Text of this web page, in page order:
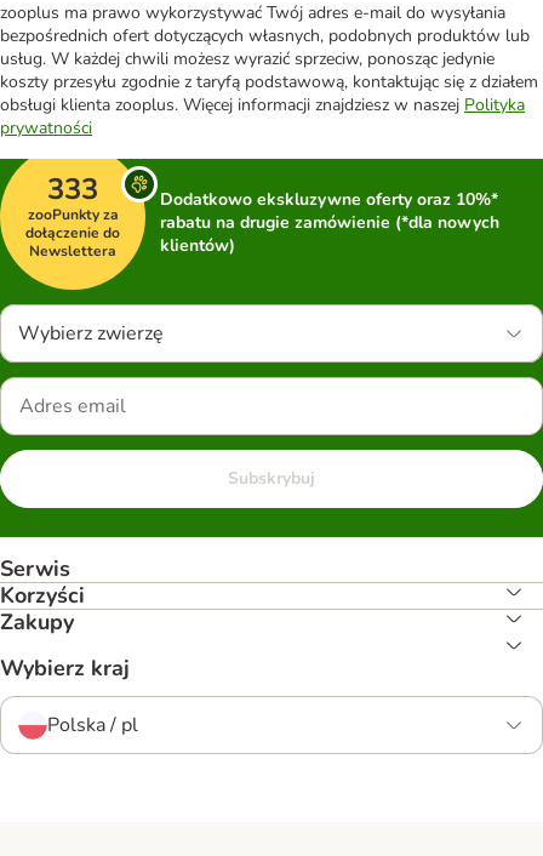
zooplus ma prawo wykorzystywać Twój adres e-mail do wysyłania
bezpośrednich ofert dotyczących własnych, podobnych produktów lub
usług. W każdej chwili możesz wyrazić sprzeciw, ponosząc jedynie
koszty przesyłu zgodnie z taryfą podstawową, kontaktując się z działem
obsługi klienta zooplus. Więcej informacji znajdziesz w naszej Polityka
prywatności
333
zooPunkty za
dołączenie do
Newslettera
Dodatkowo ekskluzywne oferty oraz 10%*
rabatu na drugie zamówienie (*dla nowych
klientów)
Wybierz zwierzę
Subskrybuj
Serwis
Korzyści
Zakupy
Wybierz kraj
Polska / pl